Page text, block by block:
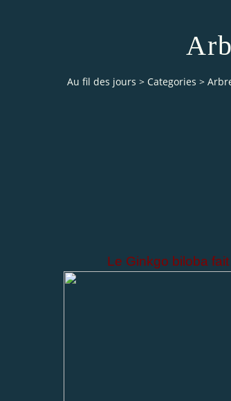
Au fil des jours > Categories >
Le Ginkgo biloba